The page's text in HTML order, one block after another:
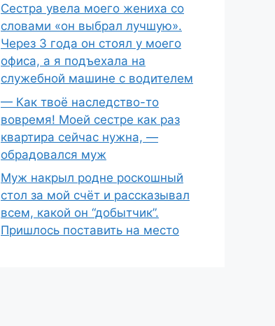
Сестра увела моего жениха со
словами «он выбрал лучшую».
Через 3 года он стоял у моего
офиса, а я подъехала на
служебной машине с водителем
— Как твоё наследство-то
вовремя! Моей сестре как раз
квартира сейчас нужна, —
обрадовался муж
Муж накрыл родне роскошный
стол за мой счёт и рассказывал
всем, какой он “добытчик”.
Пришлось поставить на место